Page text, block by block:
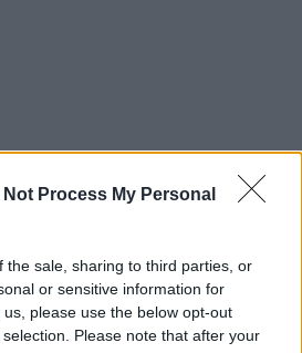
Not Process My Personal
the sale, sharing to third parties, or
or sensitive information for
please use the below opt-out
Please note that after your